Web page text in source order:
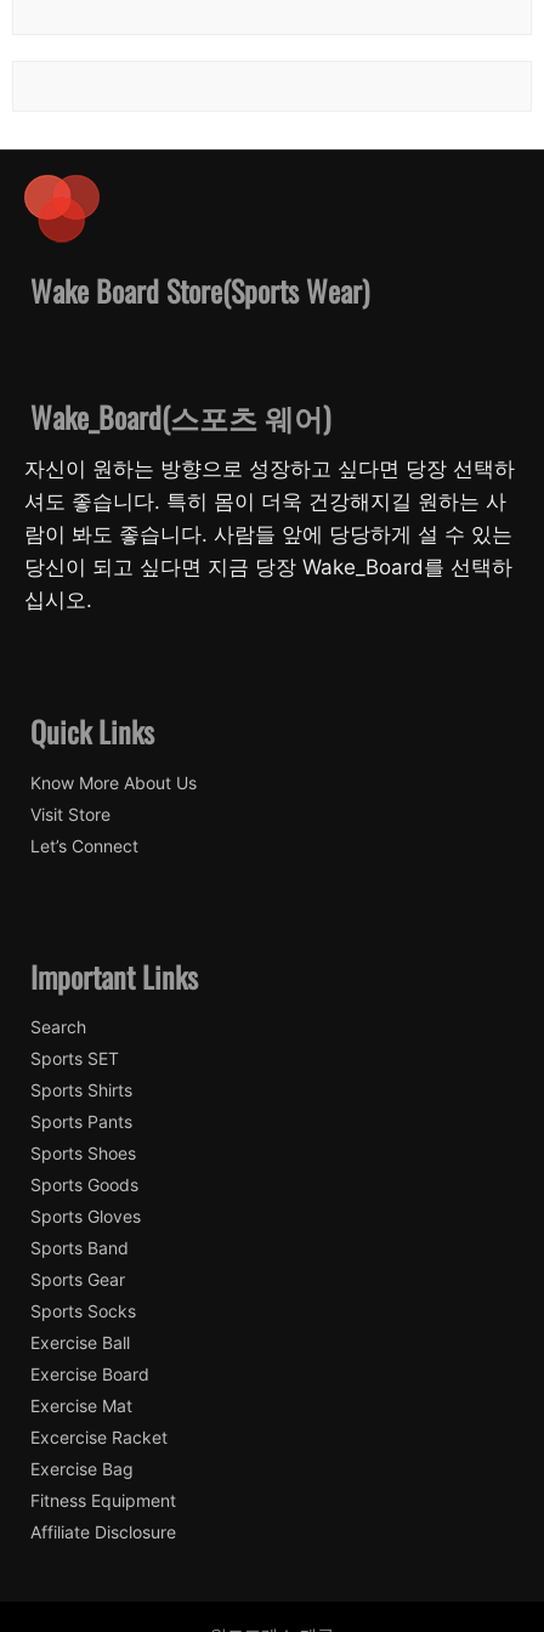
Wake Board Store(Sports Wear)
Wake_Board(스포츠 웨어)
자신이 원하는 방향으로 성장하고 싶다면 당장 선택하
셔도 좋습니다. 특히 몸이 더욱 건강해지길 원하는 사
람이 봐도 좋습니다. 사람들 앞에 당당하게 설 수 있는
당신이 되고 싶다면 지금 당장 Wake_Board를 선택하
십시오.
Quick Links
Know More About Us
Visit Store
Let’s Connect
Important Links
Search
Sports SET
Sports Shirts
Sports Pants
Sports Shoes
Sports Goods
Sports Gloves
Sports Band
Sports Gear
Sports Socks
Exercise Ball
Exercise Board
Exercise Mat
Excercise Racket
Exercise Bag
Fitness Equipment
Affiliate Disclosure